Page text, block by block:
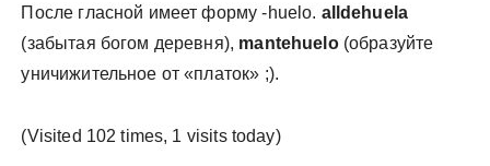
После гласной имеет форму -huelo. alldehuela
(забытая богом деревня), mantehuelo(образуйте
уничижительное от «платок» ;).
(Visited 102 times, 1 visits today)